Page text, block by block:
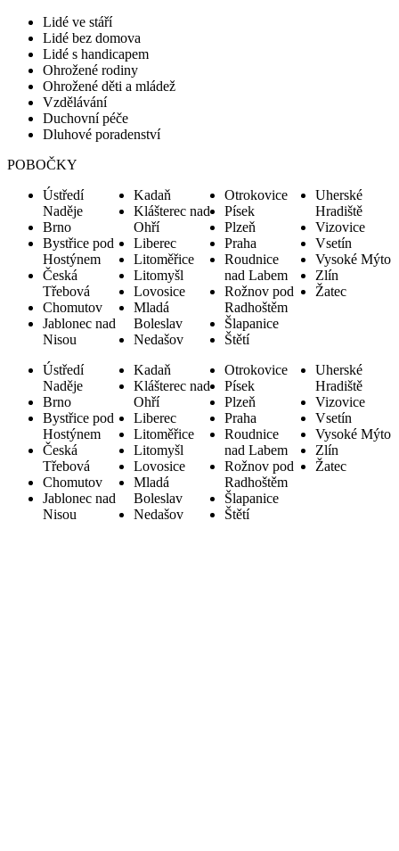
Lidé ve stáří
Lidé bez domova
Lidé s handicapem
Ohrožené rodiny
Ohrožené děti a mládež
Vzdělávání
Duchovní péče
Dluhové poradenství
POBOČKY
Ústředí
Naděje
Brno
Bystřice pod
Hostýnem
Česká
Třebová
Chomutov
Jablonec nad
Nisou
Kadaň
Klášterec nad
Ohří
Liberec
Litoměřice
Litomyšl
Lovosice
Mladá
Boleslav
Nedašov
Otrokovice
Písek
Plzeň
Praha
Roudnice
nad Labem
Rožnov pod
Radhoštěm
Šlapanice
Štětí
Uherské
Hradiště
Vizovice
Vsetín
Vysoké Mýto
Zlín
Žatec
Ústředí
Naděje
Brno
Bystřice pod
Hostýnem
Česká
Třebová
Chomutov
Jablonec nad
Nisou
Kadaň
Klášterec nad
Ohří
Liberec
Litoměřice
Litomyšl
Lovosice
Mladá
Boleslav
Nedašov
Otrokovice
Písek
Plzeň
Praha
Roudnice
nad Labem
Rožnov pod
Radhoštěm
Šlapanice
Štětí
Uherské
Hradiště
Vizovice
Vsetín
Vysoké Mýto
Zlín
Žatec